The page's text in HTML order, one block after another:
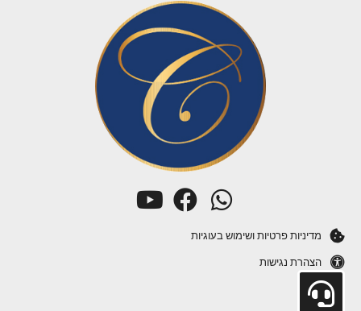
מדיניות פרטיות ושימוש בעוגיות
הצהרת נגישות